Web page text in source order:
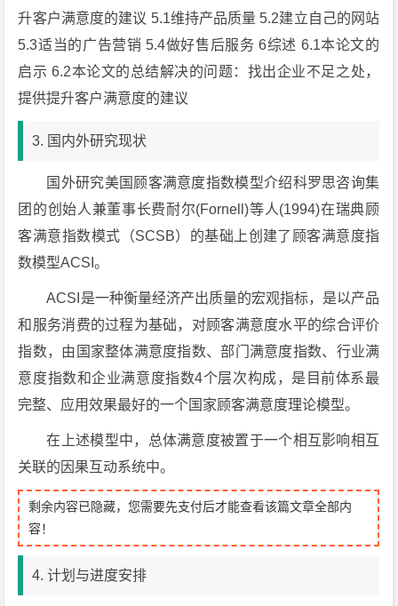
升客户满意度的建议 5.1维持产品质量 5.2建立自己的网站
5.3适当的广告营销 5.4做好售后服务 6综述 6.1本论文的
启示 6.2本论文的总结解决的问题：找出企业不足之处，
提供提升客户满意度的建议
3. 国内外研究现状
国外研究美国顾客满意度指数模型介绍科罗思咨询集
团的创始人兼董事长费耐尔(Fornell)等人(1994)在瑞典顾
客满意指数模式（SCSB）的基础上创建了顾客满意度指
数模型ACSI。
ACSI是一种衡量经济产出质量的宏观指标，是以产品
和服务消费的过程为基础，对顾客满意度水平的综合评价
指数，由国家整体满意度指数、部门满意度指数、行业满
意度指数和企业满意度指数4个层次构成，是目前体系最
完整、应用效果最好的一个国家顾客满意度理论模型。
在上述模型中，总体满意度被置于一个相互影响相互
关联的因果互动系统中。
剩余内容已隐藏，您需要先支付后才能查看该篇文章全部内
容！
4. 计划与进度安排